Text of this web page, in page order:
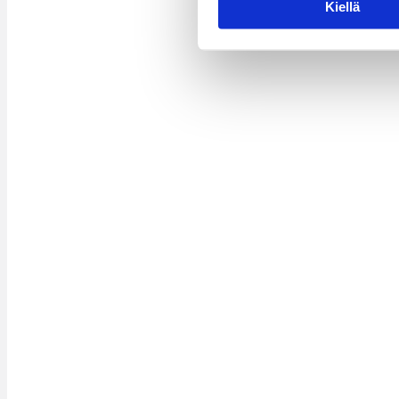
Kiellä